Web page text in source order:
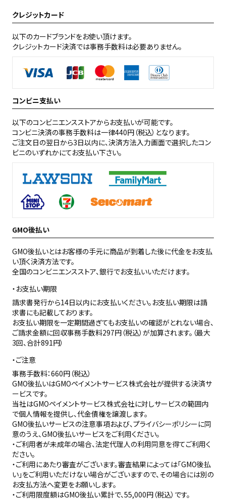
クレジットカード
以下のカードブランドをお使い頂けます。
クレジットカード決済では事務手数料は必要ありません。
コンビニ支払い
以下のコンビニエンスストアからお支払いが可能です。
コンビニ決済の事務手数料は一律440円（税込）となります。
ご注文日の翌日から3日以内に、決済方法入力画面で選択したコン
ビニのいずれかにてお支払い下さい。
GMO後払い
GMO後払いとはお客様の手元に商品が到着した後に代金をお支払
い頂く決済方法です。
全国のコンビニエンスストア、銀行でお支払いいただけます。
お支払い期限
請求書発行から14日以内にお支払いください。お支払い期限は請
求書にも記載しております。
お支払い期限を一定期間過ぎてもお支払いの確認がとれない場合、
ご請求金額に回収事務手数料297円（税込）が加算されます。（最大
3回、合計891円）
ご注意
事務手数料：660円（税込）
GMO後払いはGMOペイメントサービス株式会社が提供する決済サ
ービスです。
当社はGMOペイメントサービス株式会社に対しサービスの範囲内
で個人情報を提供し、代金債権を譲渡します。
GMO後払いサービスの注意事項および、プライバシーポリシーに同
意のうえ、GMO後払いサービスをご利用ください。
・ご利用者が未成年の場合、法定代理人の利用同意を得てご利用く
ださい。
・ご利用にあたり審査がございます。審査結果によっては「GMO後払
い」をご利用いただけない場合がございますので、その場合には別の
お支払方法へ変更をお願いします。
・ご利用限度額はGMO後払い累計で、55,000円（税込）です。